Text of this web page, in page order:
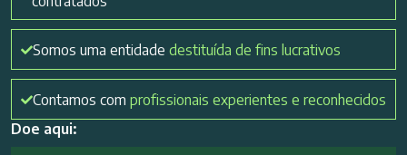
Somos uma entidade destituída de fins lucrativos
Contamos com profissionais experientes e reconhecidos
Doe aqui: